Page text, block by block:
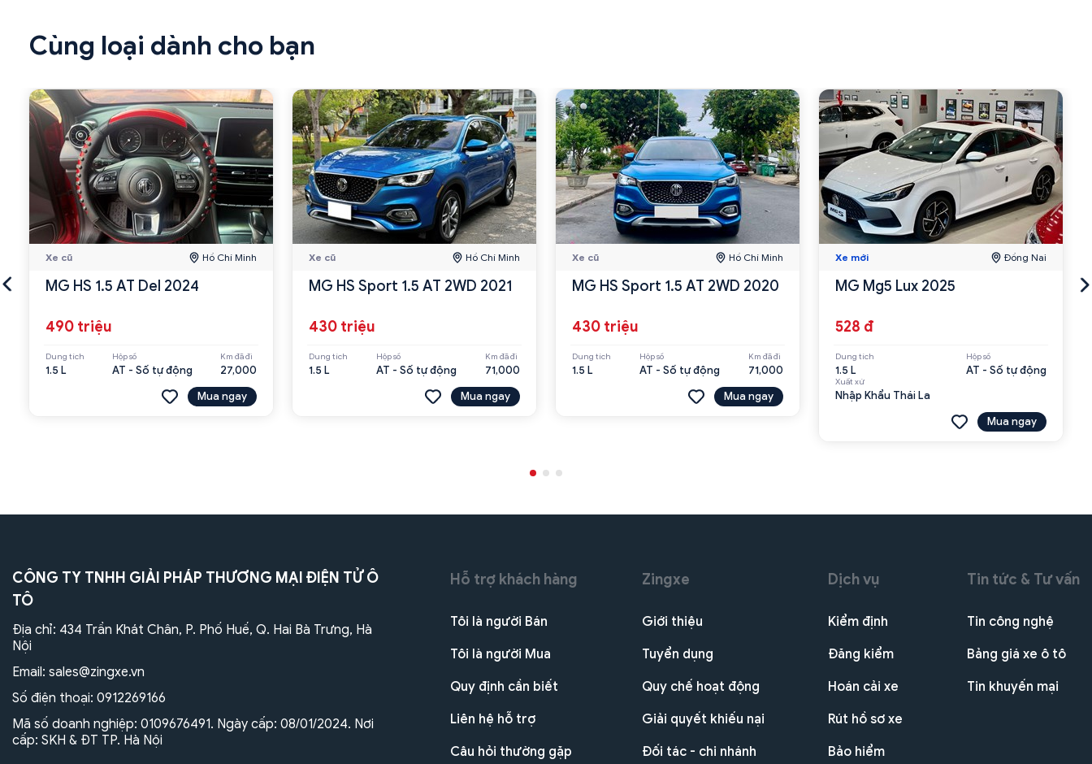
Cùng loại dành cho bạn
Xe cũ Hồ Chí Minh
MG HS 1.5 AT Del 2024
490 triệu
Dung tích
1.5 L
Hộp số
AT - Số tự động
Km đã đi
27,000
Mua ngay
Xe cũ Hồ Chí Minh
MG HS Sport 1.5 AT 2WD 2021
430 triệu
Dung tích
1.5 L
Hộp số
AT - Số tự động
Km đã đi
71,000
Mua ngay
Xe cũ Hồ Chí Minh
MG HS Sport 1.5 AT 2WD 2020
430 triệu
Dung tích
1.5 L
Hộp số
AT - Số tự động
Km đã đi
71,000
Mua ngay
Xe mới Đồng Nai
MG Mg5 Lux 2025
528 đ
Dung tích
1.5 L
Hộp số
AT - Số tự động
Xuất xứ
Nhập Khẩu Thái La
Mua ngay
CÔNG TY TNHH GIẢI PHÁP THƯƠNG MẠI ĐIỆN TỬ Ô
TÔ
Địa chỉ: 434 Trần Khát Chân, P. Phố Huế, Q. Hai Bà Trưng, Hà
Nội
Email: sales@zingxe.vn
Số điện thoại: 0912269166
Mã số doanh nghiệp: 0109676491. Ngày cấp: 08/01/2024. Nơi
cấp: SKH & ĐT TP. Hà Nội
Hỗ trợ khách hàng
Tôi là người Bán
Tôi là người Mua
Quy định cần biết
Liên hệ hỗ trợ
Câu hỏi thường gặp
Zingxe
Giới thiệu
Tuyển dụng
Quy chế hoạt động
Giải quyết khiếu nại
Đối tác - chi nhánh
Dịch vụ
Kiểm định
Đăng kiểm
Hoán cải xe
Rút hồ sơ xe
Bảo hiểm
Tin tức & Tư vấn
Tin công nghệ
Bảng giá xe ô tô
Tin khuyến mại